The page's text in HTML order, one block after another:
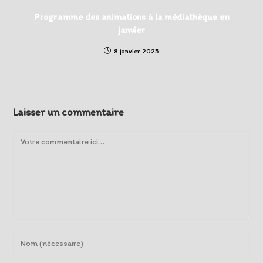
Programme des animations à la médiathèque en
janvier
8 janvier 2025
Laisser un commentaire
Comment